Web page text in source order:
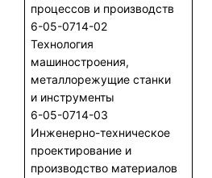
процессов и производств
6-05-0714-02
Технология
машиностроения,
металлорежущие станки
и инструменты
6-05-0714-03
Инженерно-техническое
проектирование и
производство материалов